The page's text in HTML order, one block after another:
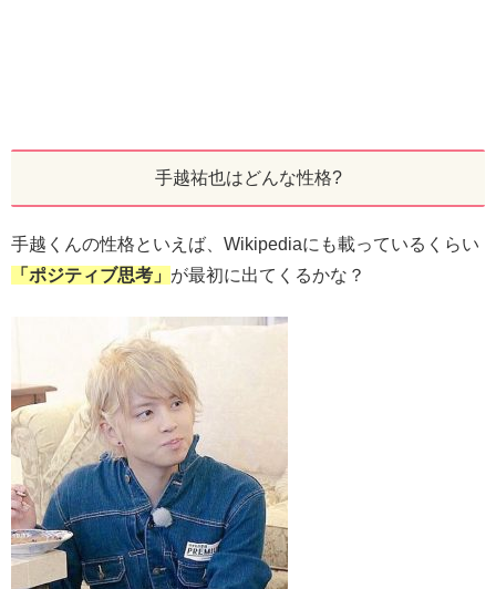
手越祐也はどんな性格?
手越くんの性格といえば、Wikipediaにも載っているくらい
ポジティブ思考
が最初に出てくるかな？